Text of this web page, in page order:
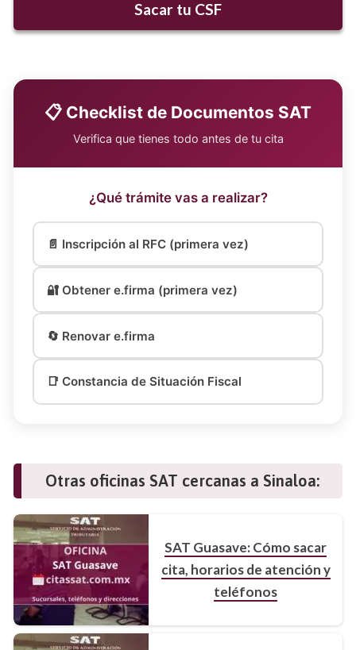
Sacar tu CSF
📋 Checklist de Documentos SAT
Verifica que tienes todo antes de tu cita
¿Qué trámite vas a realizar?
📄 Inscripción al RFC (primera vez)
🔐 Obtener e.firma (primera vez)
🔄 Renovar e.firma
📑 Constancia de Situación Fiscal
Otras oficinas SAT cercanas a Sinaloa:
SAT Guasave: Cómo sacar
cita, horarios de atención y
teléfonos